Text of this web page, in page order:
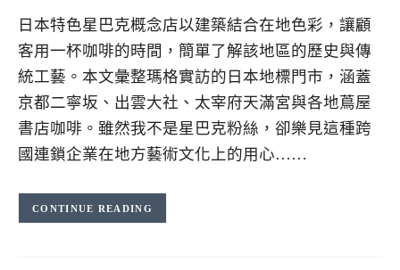
日本特色星巴克概念店以建築結合在地色彩，讓顧
客用一杯咖啡的時間，簡單了解該地區的歷史與傳
統工藝。本文彙整瑪格實訪的日本地標門市，涵蓋
京都二寧坂、出雲大社、太宰府天滿宮與各地蔦屋
書店咖啡。雖然我不是星巴克粉絲，卻樂見這種跨
國連鎖企業在地方藝術文化上的用心……
CONTINUE READING